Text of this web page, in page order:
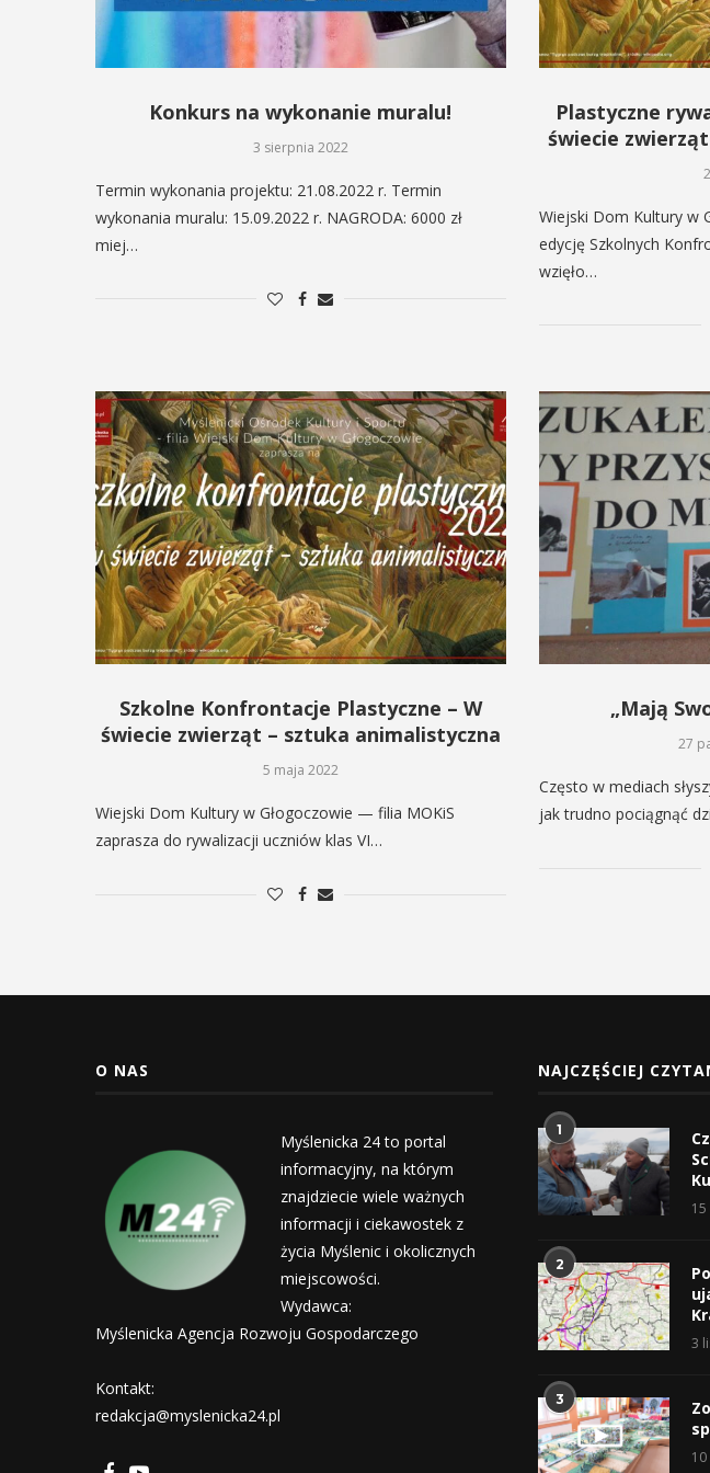
Konkurs na wykonanie muralu!
3 sierpnia 2022
Termin wykonania projektu: 21.08.2022 r. Termin
wykonania muralu: 15.09.2022 r. NAGRODA: 6000 zł
miej…
Plastyczne
świecie
Wiejski Dom Kultury w
edycję Szkolnych
wzięło…
Szkolne Konfrontacje Plastyczne – W
świecie zwierząt – sztuka animalistyczna
5 maja 2022
Wiejski Dom Kultury w Głogoczowie — filia MOKiS
zaprasza do rywalizacji uczniów klas VI…
„Mają
27
Często w mediach
jak trudno pociągnąć
O NAS
Myślenicka 24 to portal
informacyjny, na którym
znajdziecie wiele ważnych
informacji i ciekawostek z
życia Myślenic i okolicznych
miejscowości.
Wydawca:
Myślenicka Agencja Rozwoju Gospodarczego
Kontakt:
redakcja@myslenicka24.pl
NAJCZĘŚCIEJ
1
2
3
3